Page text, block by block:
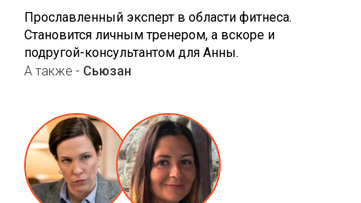
Прославленный эксперт в области фитнеса.
Становится личным тренером, а вскоре и
подругой-консультантом для Анны.
А также - Сьюзан